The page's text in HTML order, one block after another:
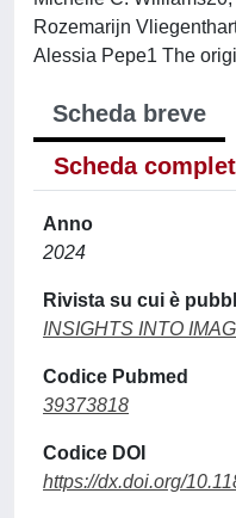
Rozemarijn
Alessia Pepe1 The
Scheda breve
Scheda
Anno
2024
Rivista su cui è
INSIGHTS INTO
Codice Pubmed
39373818
Codice DOI
https://dx.doi.org/